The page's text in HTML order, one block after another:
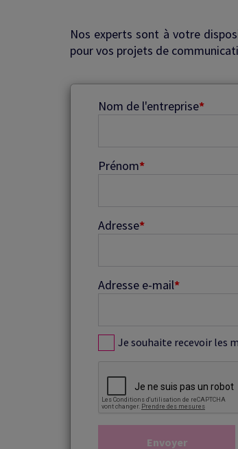
Nos experts sont à votre
pour vos projets de
Nom de l'entreprise*
Prénom*
Adresse*
Adresse e-mail*
Je souhaite recevoir les